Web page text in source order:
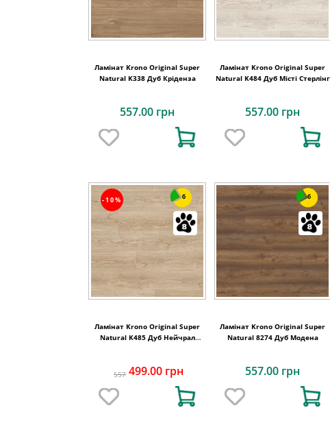
Ламінат Krono Original Super
Natural K338 Дуб Кріденза
557.00 грн
Ламінат Krono Original Super
Natural K484 Дуб Місті Стерлінг
557.00 грн
-10% 6
Ламінат Krono Original Super
Natural K485 Дуб Нейчрал
557 499.00 грн
6
Ламінат Krono Original Super
Natural 8274 Дуб Модена
557.00 грн